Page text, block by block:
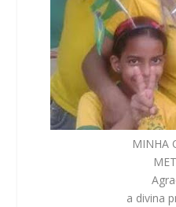
MINHA
a divina